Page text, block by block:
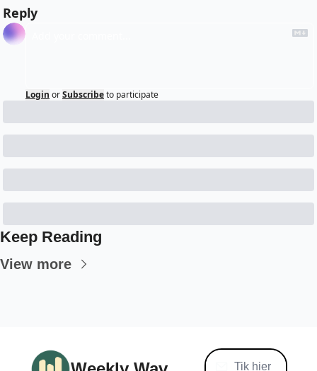
Reply
Login orSubscribeto participate
Keep Reading
View more